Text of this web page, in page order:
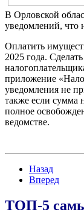
В Орловской
уведомлений, что
Оплатить
2025 года.
приложение
уведомления не
также если сумма
полное
ведомстве.
Назад
Вперед
ТОП-5